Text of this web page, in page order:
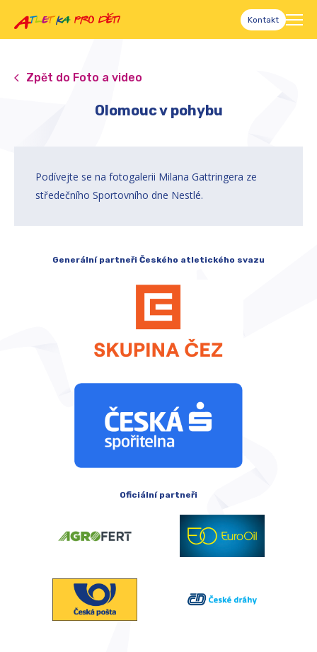
Kontakt
Zpět do Foto a video
Olomouc v pohybu
Podívejte se na fotogalerii Milana Gattringera ze
středečního Sportovního dne Nestlé.
Generální partneři Českého atletického svazu
Oficiální partneři